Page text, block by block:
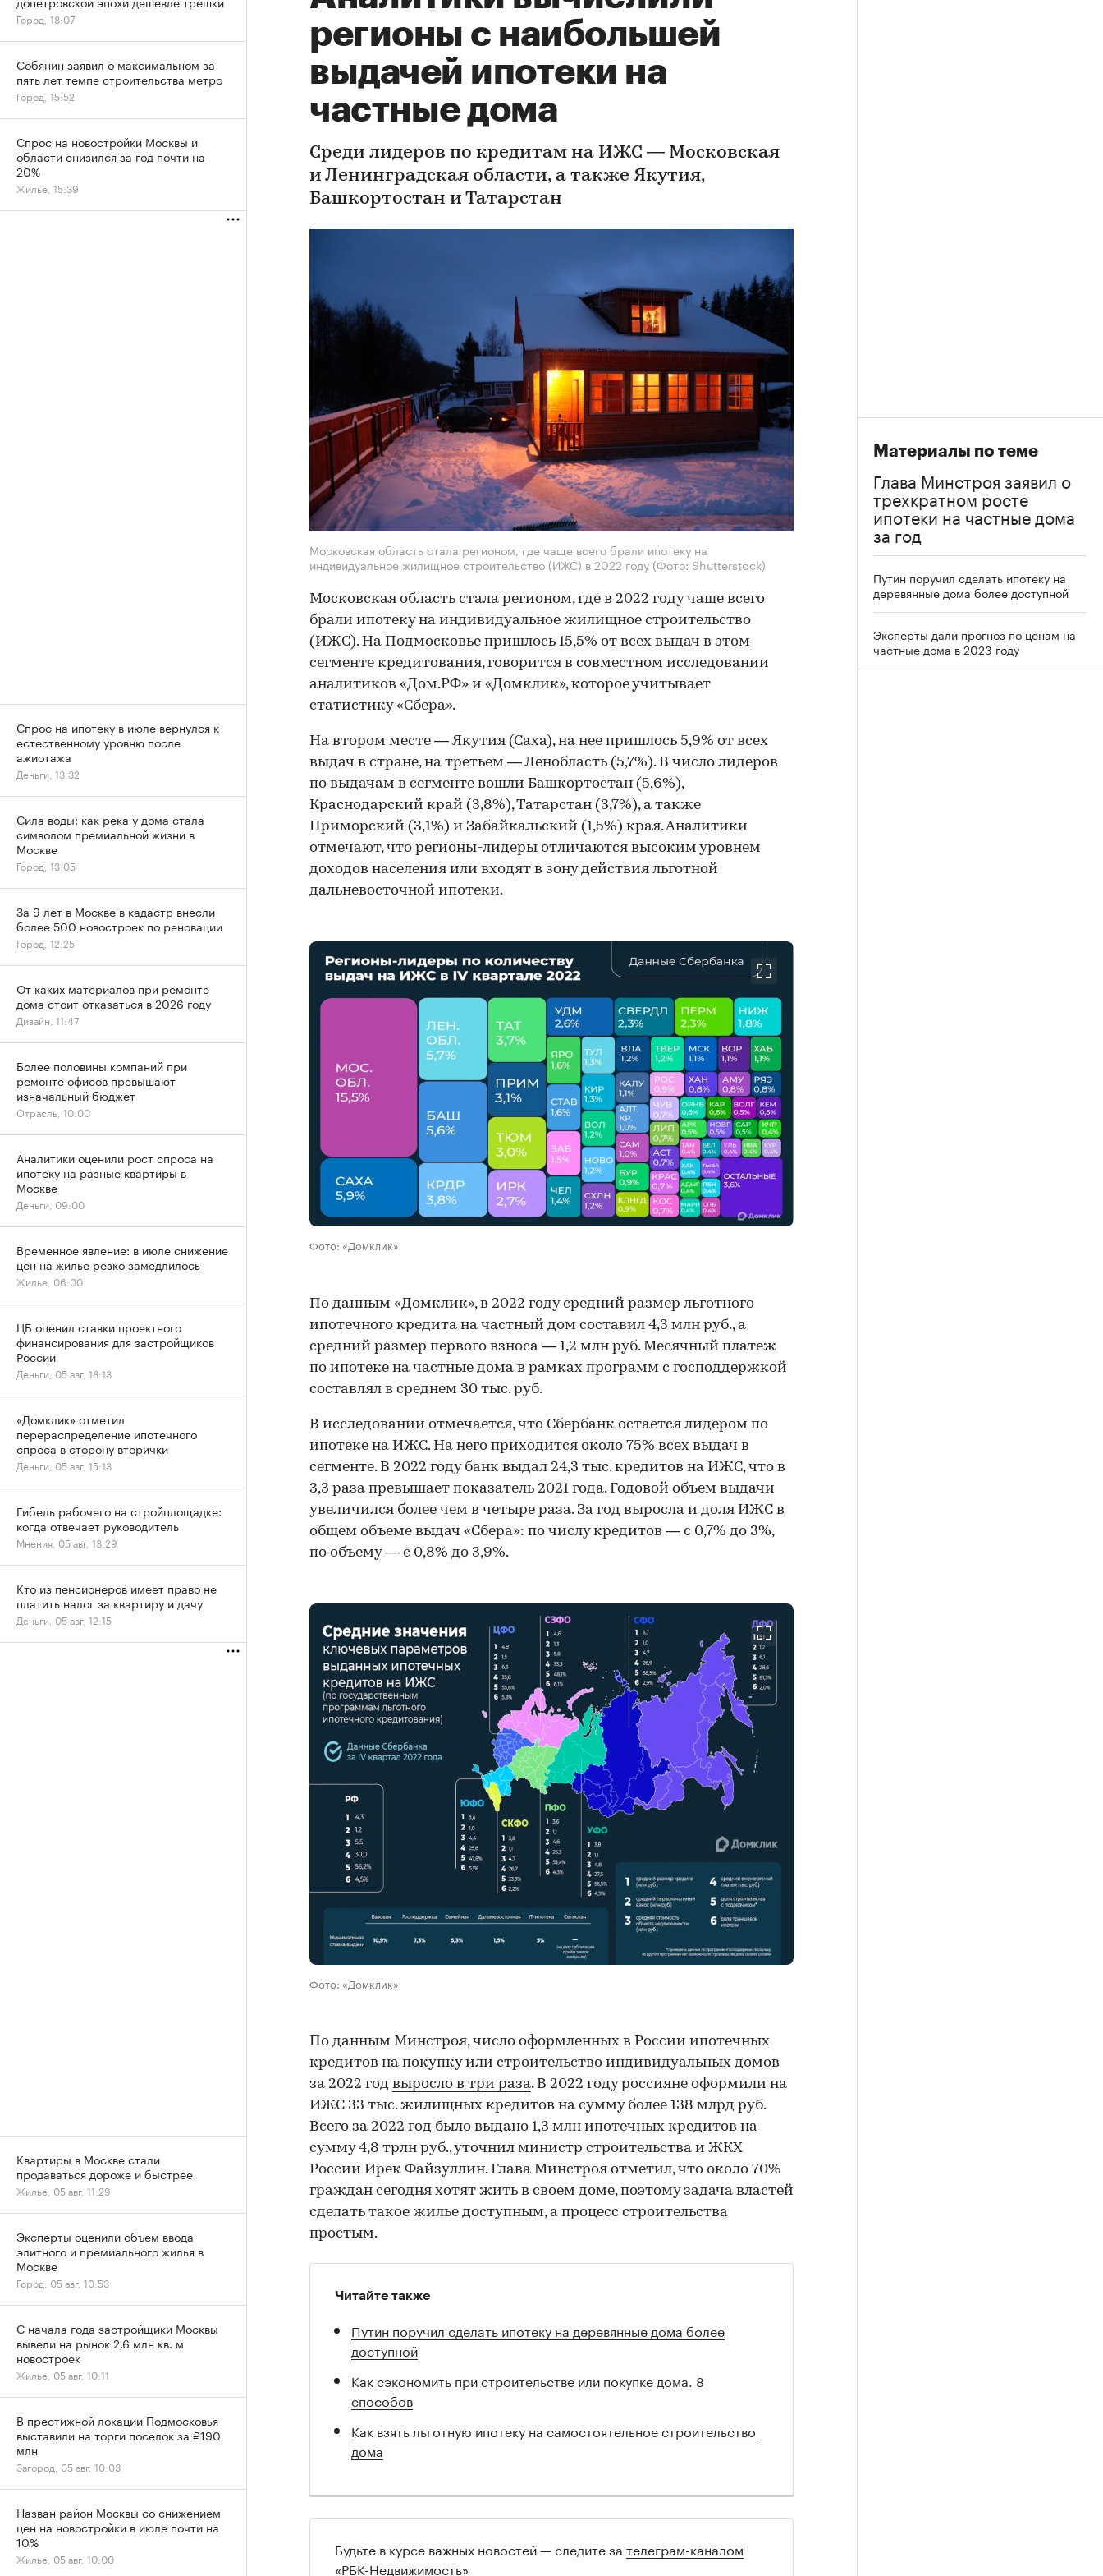
регионы с наибольшей
выдачей ипотеки на
частные дома
Среди лидеров по кредитам на ИЖС — Московская
и Ленинградская области, а также Якутия,
Башкортостан и Татарстан
Московская область стала регионом, где чаще всего брали ипотеку на
индивидуальное жилищное строительство (ИЖС) в 2022 году (Фото: Shutterstock)
Московская область стала регионом, где в 2022 году чаще всего
брали ипотеку на индивидуальное жилищное строительство
(ИЖС). На Подмосковье пришлось 15,5% от всех выдач в этом
сегменте кредитования, говорится в совместном исследовании
аналитиков «Дом.РФ» и «Домклик», которое учитывает
статистику «Сбера».
На втором месте — Якутия (Саха), на нее пришлось 5,9% от всех
выдач в стране, на третьем — Ленобласть (5,7%). В число лидеров
по выдачам в сегменте вошли Башкортостан (5,6%),
Краснодарский край (3,8%), Татарстан (3,7%), а также
Приморский (3,1%) и Забайкальский (1,5%) края. Аналитики
отмечают, что регионы-лидеры отличаются высоким уровнем
доходов населения или входят в зону действия льготной
дальневосточной ипотеки.
Фото: «Домклик»
00:00 / 00:00
По данным «Домклик», в 2022 году средний размер льготного
ипотечного кредита на частный дом составил 4,3 млн руб., а
средний размер первого взноса — 1,2 млн руб. Месячный платеж
по ипотеке на частные дома в рамках программ с господдержкой
составлял в среднем 30 тыс. руб.
В исследовании отмечается, что Сбербанк остается лидером по
ипотеке на ИЖС. На него приходится около 75% всех выдач в
сегменте. В 2022 году банк выдал 24,3 тыс. кредитов на ИЖС, что в
3,3 раза превышает показатель 2021 года. Годовой объем выдачи
увеличился более чем в четыре раза. За год выросла и доля ИЖС в
общем объеме выдач «Сбера»: по числу кредитов — с 0,7% до 3%,
по объему — с 0,8% до 3,9%.
Фото: «Домклик»
По данным Минстроя, число оформленных в России ипотечных
кредитов на покупку или строительство индивидуальных домов
за 2022 год выросло в три раза. В 2022 году россияне оформили на
ИЖС 33 тыс. жилищных кредитов на сумму более 138 млрд руб.
Всего за 2022 год было выдано 1,3 млн ипотечных кредитов на
сумму 4,8 трлн руб., уточнил министр строительства и ЖКХ
России Ирек Файзуллин. Глава Минстроя отметил, что около 70%
граждан сегодня хотят жить в своем доме, поэтому задача властей
сделать такое жилье доступным, а процесс строительства
простым.
Читайте также
Путин поручил сделать ипотеку на деревянные дома более
доступной
Как сэкономить при строительстве или покупке дома. 8
способов
Как взять льготную ипотеку на самостоятельное строительство
дома
Будьте в курсе важных новостей — следите за телеграм-каналом
«РБК-Недвижимость»
Материалы по теме
Глава Минстроя заявил о
трехкратном росте
ипотеки на частные дома
за год
Путин поручил сделать ипотеку на
деревянные дома более доступной
Эксперты дали прогноз по ценам на
частные дома в 2023 году
Город, 18:07
Собянин заявил о максимальном за
пять лет темпе строительства метро
Город, 15:52
Спрос на новостройки Москвы и
области снизился за год почти на
20%
Жилье, 15:39
Спрос на ипотеку в июле вернулся к
естественному уровню после
ажиотажа
Деньги, 13:32
Сила воды: как река у дома стала
символом премиальной жизни в
Москве
Город, 13:05
За 9 лет в Москве в кадастр внесли
более 500 новостроек по реновации
Город, 12:25
От каких материалов при ремонте
дома стоит отказаться в 2026 году
Дизайн, 11:47
Более половины компаний при
ремонте офисов превышают
изначальный бюджет
Отрасль, 10:00
Аналитики оценили рост спроса на
ипотеку на разные квартиры в
Москве
Деньги, 09:00
Временное явление: в июле снижение
цен на жилье резко замедлилось
Жилье, 06:00
ЦБ оценил ставки проектного
финансирования для застройщиков
России
Деньги, 05 авг, 18:13
«Домклик» отметил
перераспределение ипотечного
спроса в сторону вторички
Деньги, 05 авг, 15:13
Гибель рабочего на стройплощадке:
когда отвечает руководитель
Мнения, 05 авг, 13:29
Кто из пенсионеров имеет право не
платить налог за квартиру и дачу
Деньги, 05 авг, 12:15
Квартиры в Москве стали
продаваться дороже и быстрее
Жилье, 05 авг, 11:29
Эксперты оценили объем ввода
элитного и премиального жилья в
Москве
Город, 05 авг, 10:53
С начала года застройщики Москвы
вывели на рынок 2,6 млн кв. м
новостроек
Жилье, 05 авг, 10:11
В престижной локации Подмосковья
выставили на торги поселок за ₽190
млн
Загород, 05 авг, 10:03
Назван район Москвы со снижением
цен на новостройки в июле почти на
10%
Жилье, 05 авг, 10:00